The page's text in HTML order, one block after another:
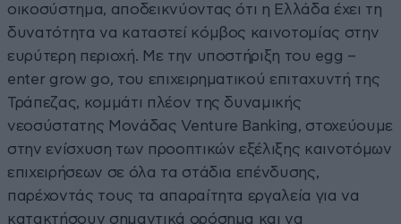
οικοσύστημα, αποδεικνύοντας ότι η Ελλάδα έχει τη
δυνατότητα να καταστεί κόμβος καινοτομίας στην
ευρύτερη περιοχή. Με την υποστήριξη του egg –
enter grow go, του επιχειρηματικού επιταχυντή της
Τράπεζας, κομμάτι πλέον της δυναμικής
νεοσύστατης Μονάδας Venture Banking, στοχεύουμε
στην ενίσχυση των προοπτικών εξέλιξης καινοτόμων
επιχειρήσεων σε όλα τα στάδια επένδυσης,
παρέχοντάς τους τα απαραίτητα εργαλεία για να
κατακτήσουν σημαντικά ορόσημα και να